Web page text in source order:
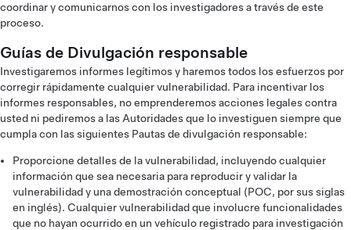
coordinar y comunicarnos con los investigadores a través de este
proceso.
Guías de Divulgación responsable
Investigaremos informes legítimos y haremos todos los esfuerzos por
corregir rápidamente cualquier vulnerabilidad. Para incentivar los
informes responsables, no emprenderemos acciones legales contra
usted ni pediremos a las Autoridades que lo investiguen siempre que
cumpla con las siguientes Pautas de divulgación responsable:
Proporcione detalles de la vulnerabilidad, incluyendo cualquier
información que sea necesaria para reproducir y validar la
vulnerabilidad y una demostración conceptual (POC, por sus siglas
en inglés). Cualquier vulnerabilidad que involucre funcionalidades
que no hayan ocurrido en un vehículo registrado para investigación